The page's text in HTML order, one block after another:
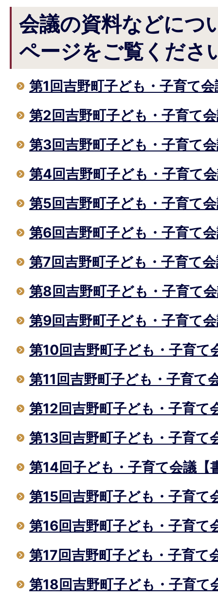
会議の資料などにつ
ページをご覧くださ
第1回吉野町子ども・子育て会
第2回吉野町子ども・子育て
第3回吉野町子ども・子育て
第4回吉野町子ども・子育て
第5回吉野町子ども・子育て
第6回吉野町子ども・子育て
第7回吉野町子ども・子育て
第8回吉野町子ども・子育て
第9回吉野町子ども・子育て
第10回吉野町子ども・子育て
第11回吉野町子ども・子育て
第12回吉野町子ども・子育て
第13回吉野町子ども・子育て
第14回子ども・子育て会議【
第15回吉野町子ども・子育て
第16回吉野町子ども・子育て
第17回吉野町子ども・子育て
第18回吉野町子ども・子育て